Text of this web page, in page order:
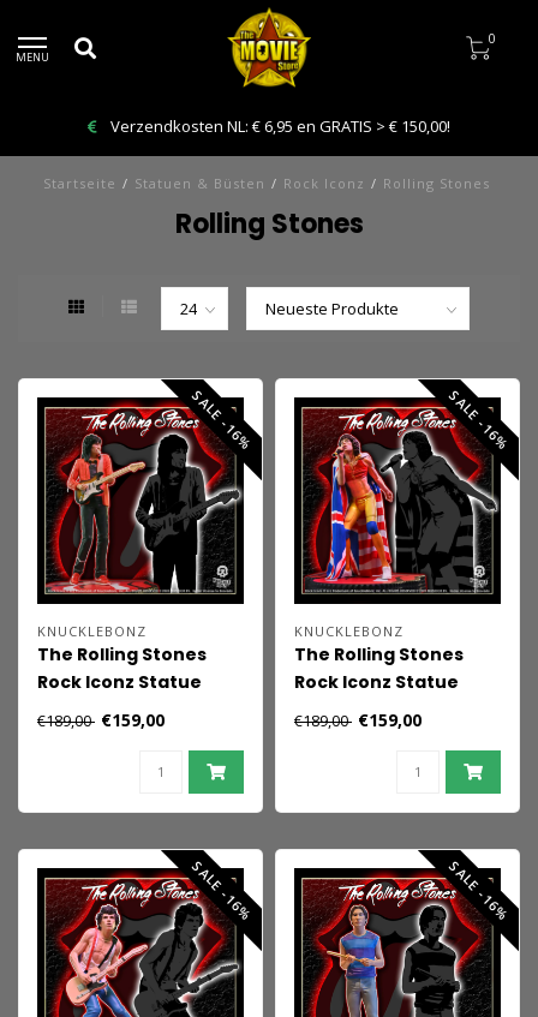
MENU
0
Verzendkosten NL: € 6,95 en GRATIS > € 150,00!
Startseite / Statuen & Büsten / Rock Iconz / Rolling Stones
Rolling Stones
SALE -16%
KNUCKLEBONZ
The Rolling Stones
Rock Iconz Statue
Ronnie Wood (Tattoo
€189,00 €159,00
SALE -16%
KNUCKLEBONZ
The Rolling Stones
Rock Iconz Statue
Mick Jagger (Tattoo
€189,00 €159,00
SALE -16% SALE -16%